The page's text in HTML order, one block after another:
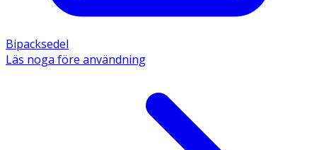
Bipacksedel
Läs noga före användning